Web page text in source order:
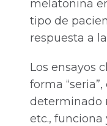
melatonina
tipo de
respuesta a
Los ensayos
forma
determinado
etc., funciona